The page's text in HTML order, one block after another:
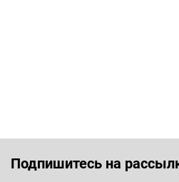
Подпишитесь на